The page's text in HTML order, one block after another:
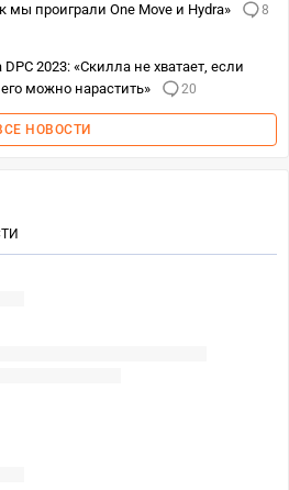
мы проиграли One Move и Hydra»
8
2023: «Скилла не хватает, если
можно нарастить»
20
НОВОСТИ